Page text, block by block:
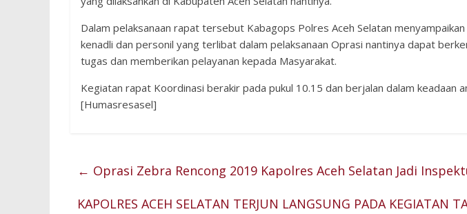
Dalam pelaksanaan rapat tersebut Kabagops Polres Aceh Selatan
kenadli dan personil yang terlibat dalam pelaksanaan Oprasi nantinya dapat
tugas dan memberikan pelayanan kepada Masyarakat.
Kegiatan rapat Koordinasi berakir pada pukul 10.15 dan berjalan dalam keadaan
[Humasresasel]
← Oprasi Zebra Rencong 2019 Kapolres Aceh Selatan Jadi
KAPOLRES ACEH SELATAN TERJUN LANGSUNG PADA KEGIATAN